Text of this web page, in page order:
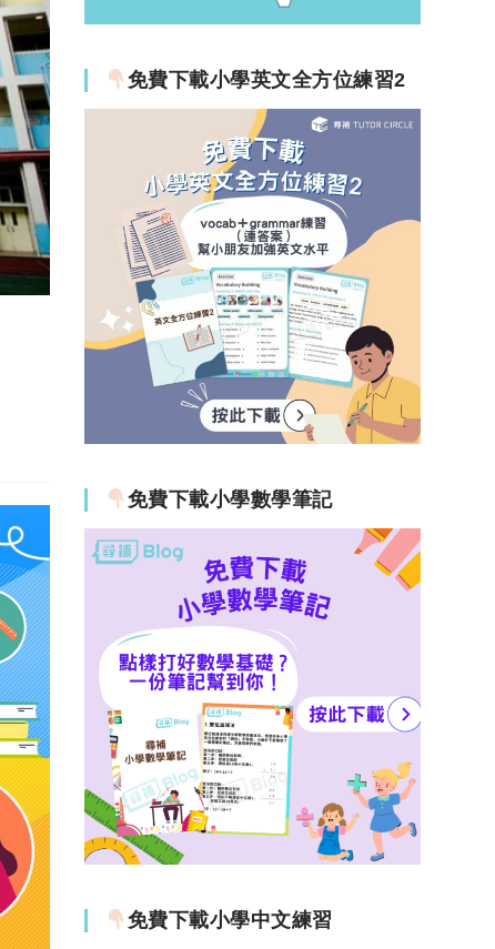
免費下載小學英文全方位練習2
免費下載小學數學筆記
免費下載小學中文練習